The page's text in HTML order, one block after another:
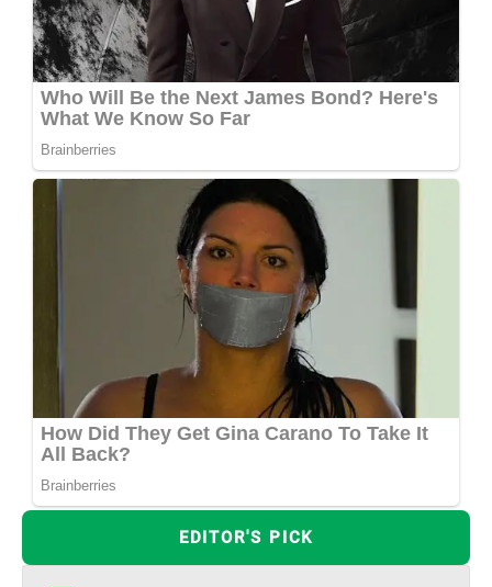
EDITOR'S PICK